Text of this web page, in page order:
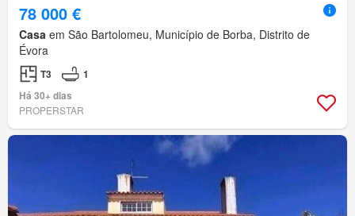
78 000 €
Casa em São Bartolomeu, Município de Borba, Distrito de
Évora
T3
1
Há 30+ dias
PROPERSTAR